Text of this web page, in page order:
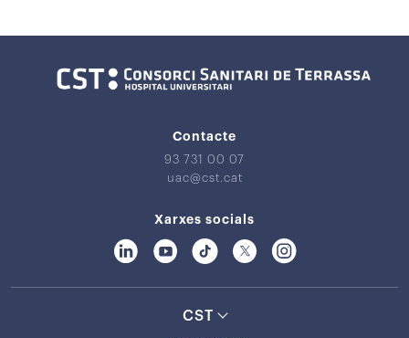
Contacte
93 731 00 07
uac@cst.cat
Xarxes socials
CST